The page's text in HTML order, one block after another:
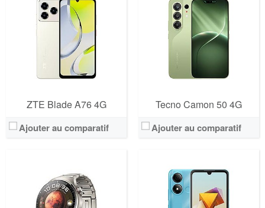
ZTE Blade A76 4G
Ajouter au comparatif
Tecno Camon 50 4G
Ajouter au comparatif